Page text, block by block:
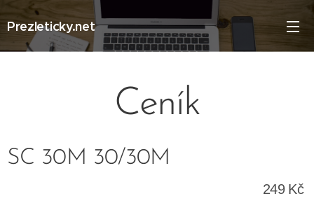
Prezleticky.net
Ceník
SC 30M 30/30M
249 Kč